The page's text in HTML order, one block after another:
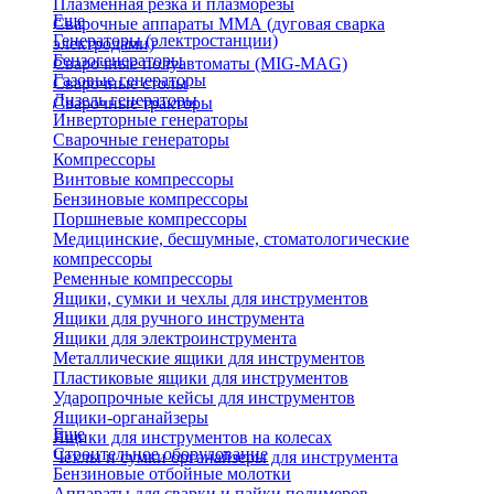
Плазменная резка и плазморезы
Сварочные аппараты ММА (дуговая сварка
электродами)
Сварочные полуавтоматы (MIG-MAG)
Сварочные столы
Сварочные тракторы
Еще
Генераторы (электростанции)
Бензогенераторы
Газовые генераторы
Дизель генераторы
Инверторные генераторы
Сварочные генераторы
Компрессоры
Винтовые компрессоры
Бензиновые компрессоры
Поршневые компрессоры
Медицинские, бесшумные, стоматологические
компрессоры
Ременные компрессоры
Ящики, сумки и чехлы для инструментов
Ящики для ручного инструмента
Ящики для электроинструмента
Металлические ящики для инструментов
Пластиковые ящики для инструментов
Ударопрочные кейсы для инструментов
Ящики-органайзеры
Ящики для инструментов на колесах
Чехлы и сумки органайзеры для инструмента
Еще
Строительное оборудование
Бензиновые отбойные молотки